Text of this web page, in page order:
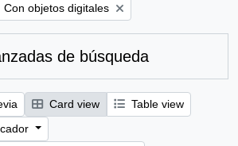
Remove filter:
Con objetos digitales
de búsqueda
Card view
Table view